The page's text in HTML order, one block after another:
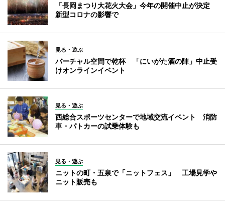
「長岡まつり大花火大会」今年の開催中止が決定
新型コロナの影響で
見る・遊ぶ
バーチャル空間で乾杯 「にいがた酒の陣」中止受
けオンラインイベント
見る・遊ぶ
西総合スポーツセンターで地域交流イベント 消防
車・パトカーの試乗体験も
見る・遊ぶ
ニットの町・五泉で「ニットフェス」 工場見学や
ニット販売も